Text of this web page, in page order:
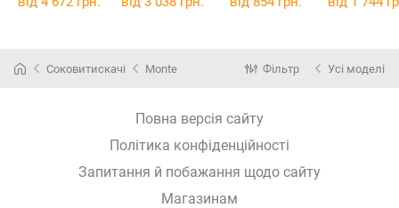
Соковитискачі Monte Фільтр Усі моделі
Повна версія сайту
Політика конфіденційності
Запитання й побажання щодо сайту
Магазинам